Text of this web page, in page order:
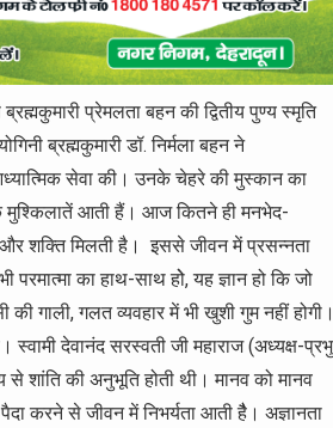
प्रेमलता बहन की द्वितीय पुण्य स्मृति
ब्रह्मकुमारी डॉ. निर्मला बहन ने
सेवा की। उनके चेहरे की मुस्कान का
आती हैं। आज कितने ही मनभेद-
और शक्ति मिलती है। इससे जीवन में प्रसन्नता
का हाथ-साथ होे, यह ज्ञान हो कि जो
गाली, गलत व्यवहार में भी खुशी गुम नहीं
देवानंद सरस्वती जी महाराज (अध्यक्ष-प्रभु
से शांति की अनुभूति होती थी। मानव को मानव
करने से जीवन में निभर्यता आती हैै। अज्ञानता